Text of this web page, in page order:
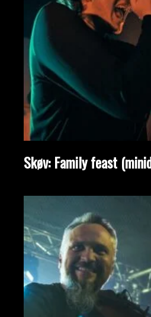
Skøv: Family feast